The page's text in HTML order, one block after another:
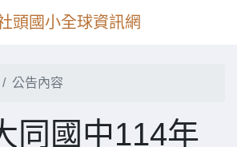
頭國小全球資訊網
公告內容
同國中114年